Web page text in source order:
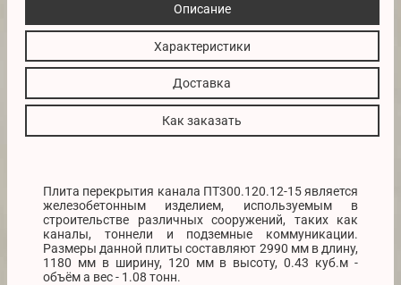
Описание
Характеристики
Доставка
Как заказать
Плита перекрытия канала ПТ300.120.12-15 является
железобетонным изделием, используемым в
строительстве различных сооружений, таких как
каналы, тоннели и подземные коммуникации.
Размеры данной плиты составляют 2990 мм в длину,
1180 мм в ширину, 120 мм в высоту, 0.43 куб.м -
объём а вес - 1.08 тонн.